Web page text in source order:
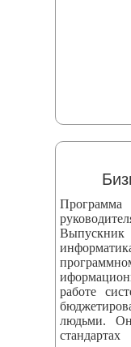
Программа
работе
людьми. Он